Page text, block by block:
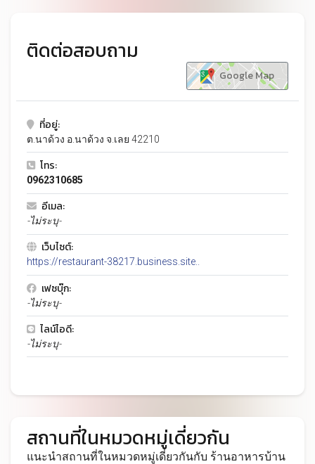
ติดต่อสอบถาม
Google Map
ที่อยู่:
ต.นาด้วง อ.นาด้วง จ.เลย 42210
โทร:
0962310685
อีเมล:
-ไม่ระบุ-
เว็บไซต์:
https://restaurant-38217.business.site..
เฟซบุ๊ก:
-ไม่ระบุ-
ไลน์ไอดี:
-ไม่ระบุ-
สถานที่ในหมวดหมู่เดี่ยวกัน
แนะนำสถานที่ในหมวดหมู่เดี่ยวกันกับ ร้านอาหารบ้าน